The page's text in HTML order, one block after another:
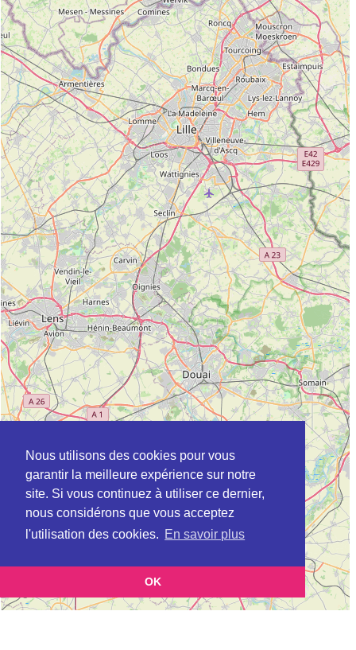
Nous utilisons des cookies pour vous
garantir la meilleure expérience sur notre
site. Si vous continuez à utiliser ce dernier,
nous considérons que vous acceptez
l'utilisation des cookies. En savoir plus
OK